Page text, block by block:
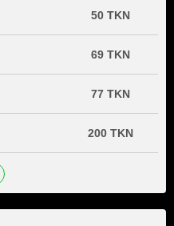
50 TKN
69 TKN
77 TKN
200 TKN